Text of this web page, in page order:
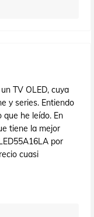
TV OLED, cuya
y series. Entiendo
que he leído. En
tiene la mejor
por
cuasi